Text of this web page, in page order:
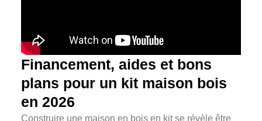
Financement, aides et bons
plans pour un kit maison bois
en 2026
Construire une maison en bois en kit se révèle être